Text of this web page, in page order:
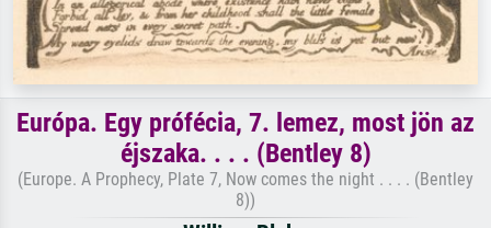
Európa. Egy prófécia, 7. lemez, most jön az
éjszaka. . . . (Bentley 8)
(Europe. A Prophecy, Plate 7, Now comes the night . . . . (Bentley
8))